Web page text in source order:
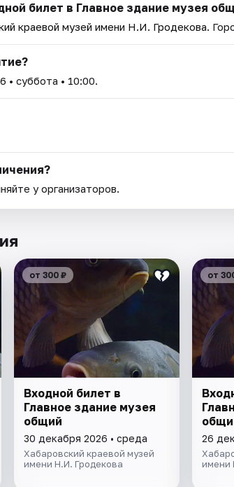
билет в Главное здание музея
краевой музей имени Н.И. Гродекова.
• суббота • 10:00.
у организаторов.
от 300 ₽
Входной билет в
Главное здание музея
общий
30 декабря 2026 • среда
Хабаровский краевой музей
имени Н.И. Гродекова
от
26
имени